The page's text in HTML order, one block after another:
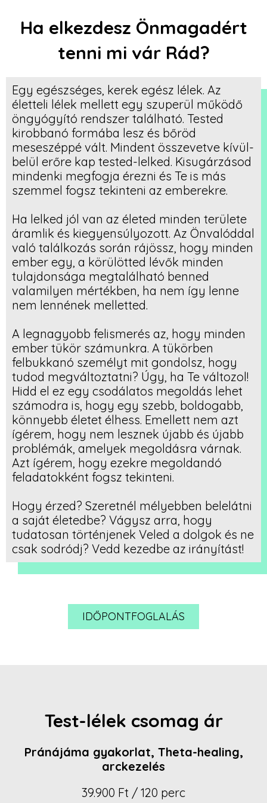
Ha elkezdesz Önmagadért
tenni mi vár Rád?
Egy egészséges, kerek egész lélek. Az
életteli lélek mellett egy szuperül működő
öngyógyító rendszer található. Tested
kirobbanó formába lesz és bőröd
meseszéppé vált. Mindent összevetve kívül-
belül erőre kap tested-lelked. Kisugárzásod
mindenki megfogja érezni és Te is más
szemmel fogsz tekinteni az emberekre.
Ha lelked jól van az életed minden területe
áramlik és kiegyensúlyozott. Az Önvalóddal
való találkozás során rájössz, hogy minden
ember egy, a körülötted lévők minden
tulajdonsága megtalálható benned
valamilyen mértékben, ha nem így lenne
nem lennének melletted.
A legnagyobb felismerés az, hogy minden
ember tükör számunkra. A tükörben
felbukkanó személyt mit gondolsz, hogy
tudod megváltoztatni? Úgy, ha Te változol!
Hidd el ez egy csodálatos megoldás lehet
számodra is, hogy egy szebb, boldogabb,
könnyebb életet élhess. Emellett nem azt
ígérem, hogy nem lesznek újabb és újabb
problémák, amelyek megoldásra várnak.
Azt ígérem, hogy ezekre megoldandó
feladatokként fogsz tekinteni.
Hogy érzed? Szeretnél mélyebben belelátni
a saját életedbe? Vágysz arra, hogy
tudatosan történjenek Veled a dolgok és ne
csak sodródj? Vedd kezedbe az irányítást!
IDŐPONTFOGLALÁS
Test-lélek csomag ár
Pránájáma gyakorlat, Theta-healing,
arckezelés
39.900 Ft / 120 perc